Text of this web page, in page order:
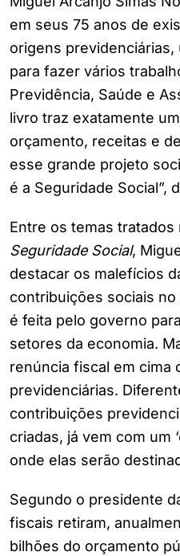
em seus 75 anos de
origens
para fazer vários
Previdência, Saúde e
livro traz exatamente
orçamento, receitas e
esse grande projeto
é a Seguridade Social”,
Entre os temas tratados
Seguridade Social,
destacar os malefícios
contribuições sociais no
é feita pelo governo
setores da economia.
renúncia fiscal em cima
previdenciárias.
contribuições
criadas, já vem com um
onde elas serão
Segundo o presidente
fiscais retiram,
bilhões do orçamento